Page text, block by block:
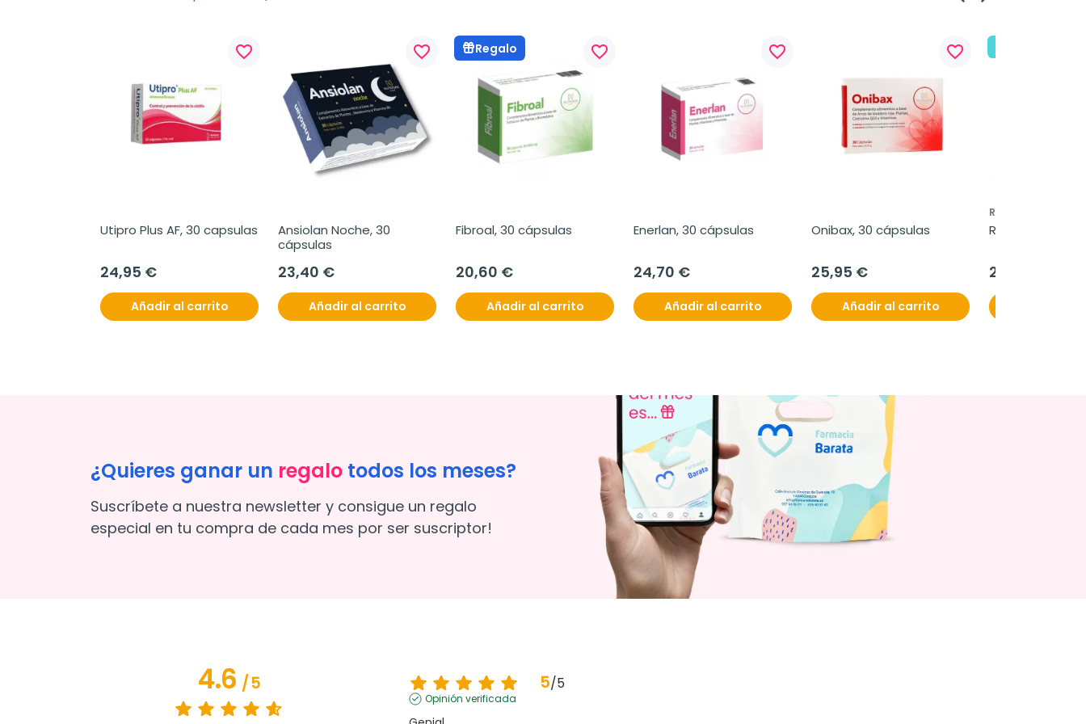
favorite_border
Utipro Plus AF, 30 capsulas
24,95 €
Añadir al carrito
favorite_border
Ansiolan Noche, 30
cápsulas
23,40 €
Añadir al carrito
Regalo favorite_border
Fibroal, 30 cápsulas
20,60 €
Añadir al carrito
favorite_border
Enerlan, 30 cápsulas
24,70 €
Añadir al carrito
favorite_border
Onibax, 30 cápsulas
25,95 €
Añadir al carrito
REVIDOX
Revidox, 30
24,95 €
¿Quieres ganar un regalo todos los meses?
Suscríbete a nuestra newsletter y consigue un regalo
especial en tu compra de cada mes por ser suscriptor!
4.6/5 5/5
Opinión verificada